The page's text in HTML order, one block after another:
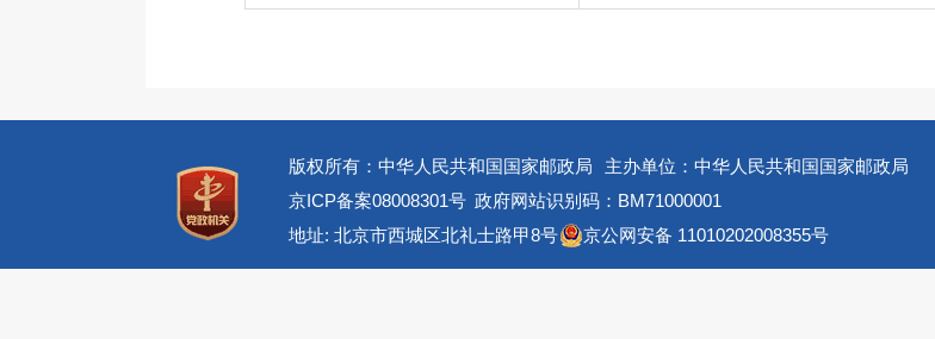
版权所有：中华人民共和国国家邮政局
主办单位：中华人民共和国国家邮政局
京ICP备案08008301号 政府网站识别码：BM71000001
地址: 北京市西城区北礼士路甲8号
京公网安备 11010202008355号